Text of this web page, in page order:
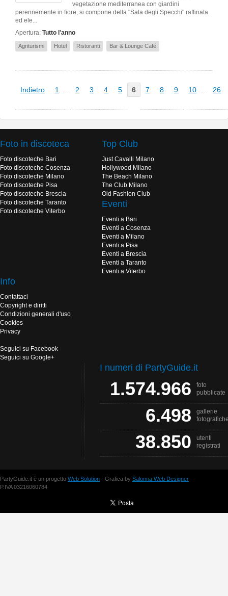
vegetazione mediterranea con giardini
perennemente in fiore, si compone della "Sala degli Specchi" raffinata
ed ele...
Apertura: Tutto l'anno
Agriturismi Hotel Ristoranti Bar & Lounge Café
Indietro 1 2 3 4 5 6 7 8 9 10 26
Foto in discoteca
Foto discoteche Bari
Foto discoteche Cosenza
Foto discoteche Milano
Foto discoteche Pisa
Foto discoteche Brescia
Foto discoteche Taranto
Foto discoteche Viterbo
Top Club
Just Cavalli Milano
Hollywood Milano
The Beach Milano
The Club Milano
Old Fashion Club
Eventi
Eventi a Bari
Eventi a Cosenza
Eventi a Milano
Eventi a Pisa
Eventi a Brescia
Eventi a Taranto
Eventi a Viterbo
Info
Contattaci
Copyright e diritti
Condizioni generali d'uso
Cookies
Privacy
Seguici su Facebook
Seguici su Google+
I numeri di PartyGuide.it
1.574.966
foto
pubblicate
6.498
gallerie
38.850
utenti
registrati
PartyGuide.it è un progetto Web Solution - Grafica by Salonna Web Designer
P.IVA 03216060784